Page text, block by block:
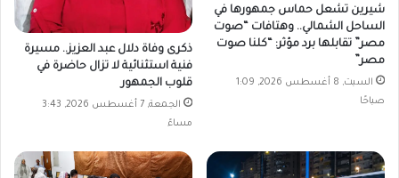
شيرين تشعل حماس جمهورها في
الساحل الشمالي.. وهتافات “صوت
مصر” تقابلها برد مؤثر: “كلنا صوت
مصر”
السبت, 8 أغسطس 2026, 1:09
صباحًا
ذكرى وفاة دلال عبد العزيز.. مسيرة
فنية استثنائية لا تزال حاضرة في
قلوب الجمهور
الجمعة, 7 أغسطس 2026, 3:43
مساءً